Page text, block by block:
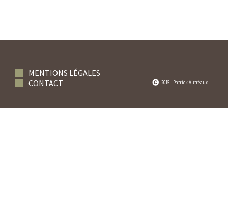
2015 - Patrick Autréaux
MENTIONS LÉGALES
CONTACT